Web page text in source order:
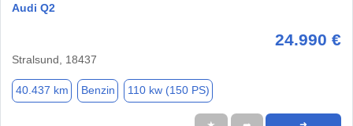
Audi Q2
24.990 €
Stralsund, 18437
40.437 km Benzin 110 kw (150 PS)